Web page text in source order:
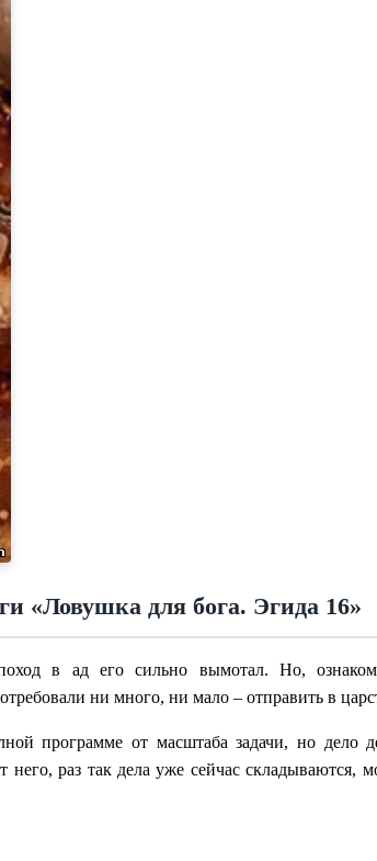
«Ловушка для бога. Эгида 16»
в ад его сильно вымотал. Но,
ни много, ни мало – отправить в
программе от масштаба задачи, но дело
раз так дела уже сейчас складываются,